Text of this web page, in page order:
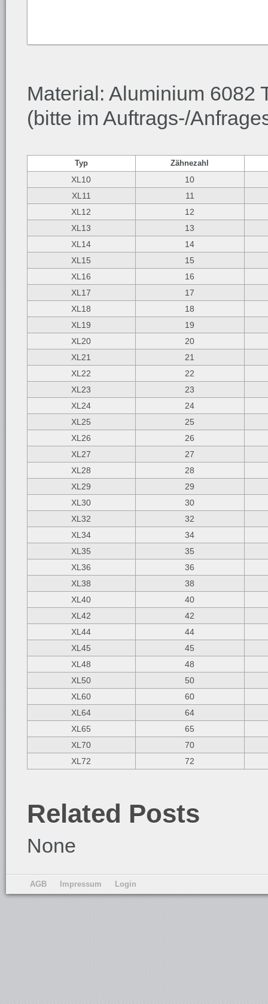
Material: Aluminium 6082
(bitte im Auftrags-/
Typ Zähnezahl
XL10
10
XL11
11
XL12
12
XL13
13
XL14
14
XL15
15
XL16
16
XL17
17
XL18
18
XL19
19
XL20
20
XL21
21
XL22
22
XL23
23
XL24
24
XL25
25
XL26
26
XL27
27
XL28
28
XL29
29
XL30
30
XL32
32
XL34
34
XL35
35
XL36
36
XL38
38
XL40
40
XL42
42
XL44
44
XL45
45
XL48
48
XL50
50
XL60
60
XL64
64
XL65
65
XL70
70
XL72
72
Related Posts
None
AGB Impressum Login